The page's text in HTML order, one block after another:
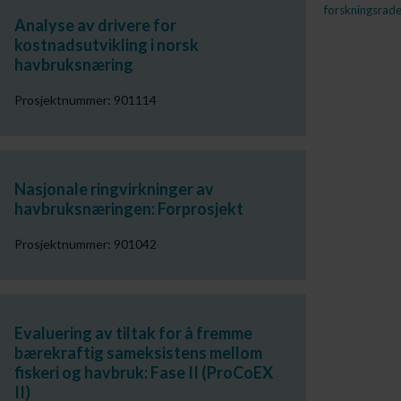
Analyse av drivere for
kostnadsutvikling i norsk
havbruksnæring
Prosjektnummer: 901114
Nasjonale ringvirkninger av
havbruksnæringen: Forprosjekt
Prosjektnummer: 901042
Evaluering av tiltak for å fremme
bærekraftig sameksistens mellom
fiskeri og havbruk: Fase II (ProCoEX
II)